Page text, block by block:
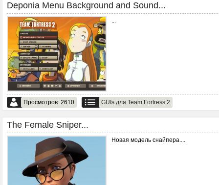
Deponia Menu Background and Sound...
...
Просмотров: 2610 GUIs для Team Fortress 2
The Female Sniper...
Новая модель снайпера....